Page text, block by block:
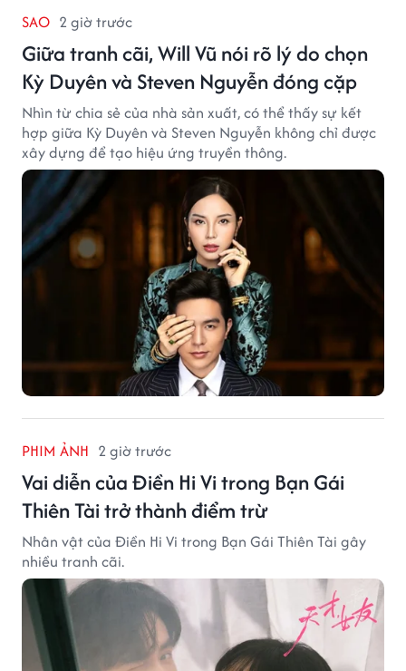
SAO 2 giờ trước
Giữa tranh cãi, Will Vũ nói rõ lý do chọn
Kỳ Duyên và Steven Nguyễn đóng cặp
Nhìn từ chia sẻ của nhà sản xuất, có thể thấy sự kết
hợp giữa Kỳ Duyên và Steven Nguyễn không chỉ được
xây dựng để tạo hiệu ứng truyền thông.
PHIM ẢNH 2 giờ trước
Vai diễn của Điền Hi Vi trong Bạn Gái
Thiên Tài trở thành điểm trừ
Nhân vật của Điền Hi Vi trong Bạn Gái Thiên Tài gây
nhiều tranh cãi.